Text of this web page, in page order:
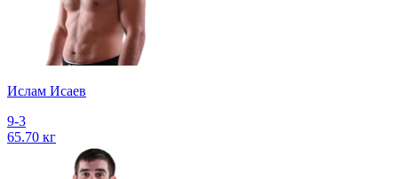
Ислам Исаев
9-3
65.70 кг